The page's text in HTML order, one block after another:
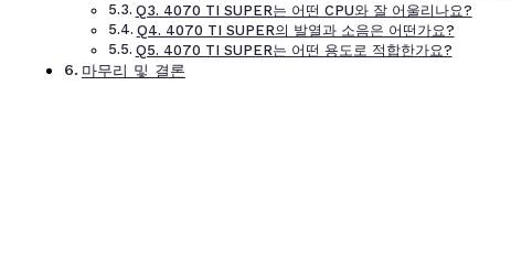
Q3. 4070 TI SUPER는 어떤 CPU와 잘 어울리나요?
Q4. 4070 TI SUPER의 발열과 소음은 어떤가요?
Q5. 4070 TI SUPER는 어떤 용도로 적합한가요?
마무리 및 결론